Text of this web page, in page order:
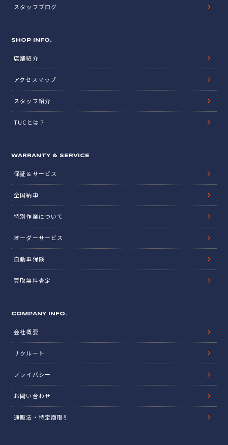
スタッフブログ
SHOP INFO.
店舗紹介
アクセスマップ
スタッフ紹介
TUCとは？
WARRANTY & SERVICE
保証＆サービス
全国納車
特別作業について
オーダーサービス
自動車保険
買取無料査定
COMPANY INFO.
会社概要
リクルート
プライバシー
お問い合わせ
通販法・特定商取引